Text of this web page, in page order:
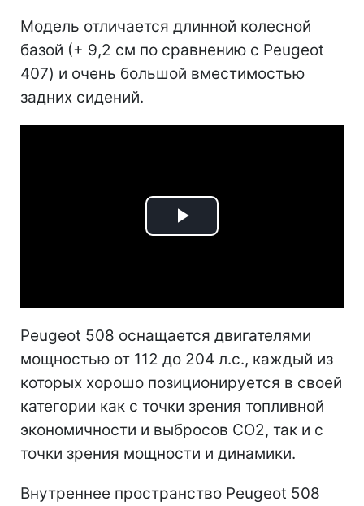
Модель отличается длинной колесной
базой (+ 9,2 см по сравнению с Peugeot
407) и очень большой вместимостью
задних сидений.
Play
Peugeot 508 оснащается двигателями
мощностью от 112 до 204 л.с., каждый из
которых хорошо позиционируется в своей
категории как с точки зрения топливной
экономичности и выбросов CO2, так и с
точки зрения мощности и динамики.
Внутреннее пространство Peugeot 508